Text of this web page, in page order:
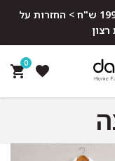
משלוח מהיר חינם לכל הארץ בקנייה מעל 199 ש"ח > החזרות על
0